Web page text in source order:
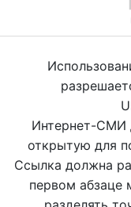
Интернет-СМИ
открытую для
Ссылка должна
первом абзаце